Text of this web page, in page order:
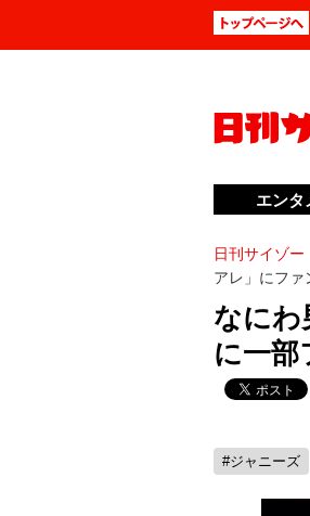
日刊サイゾー
アレ」にファ
なにわ
に一部
#ジャニーズ
エンタ